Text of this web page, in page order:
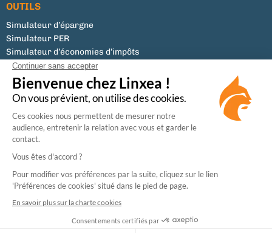
OUTILS
Simulateur d’épargne
Simulateur PER
Simulateur d’économies d’impôts
Tous les documents
Liste des supports
Modifier mes préférences de cookies
Conseiller en Investissements Financiers (CIF)
Membre de la CNCGP, association professionnelle agréée par l’Autorité des Marchés
Financiers (AMF).
par l’Autorité de Contrôle Prudentiel et de Résolution (ACPR).